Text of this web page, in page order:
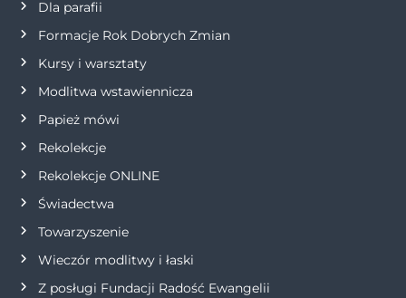
w
p
i
s
u
Dla parafii
Formacje Rok Dobrych Zmian
Kursy i warsztaty
Modlitwa wstawiennicza
Papież mówi
Rekolekcje
Rekolekcje ONLINE
Świadectwa
Towarzyszenie
Wieczór modlitwy i łaski
Z posługi Fundacji Radość Ewangelii